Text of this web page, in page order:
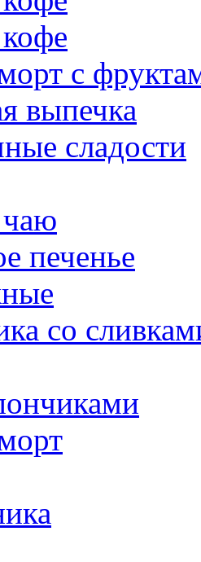
с
выпечка
сладости
печенье
со